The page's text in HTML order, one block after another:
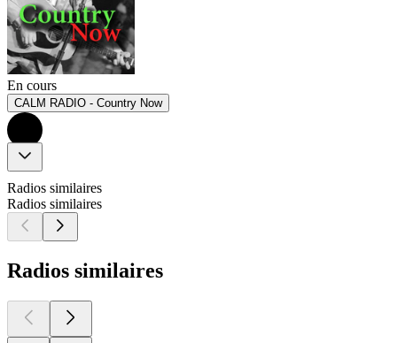
En cours
CALM RADIO - Country Now
Radios similaires
Radios similaires
Radios similaires